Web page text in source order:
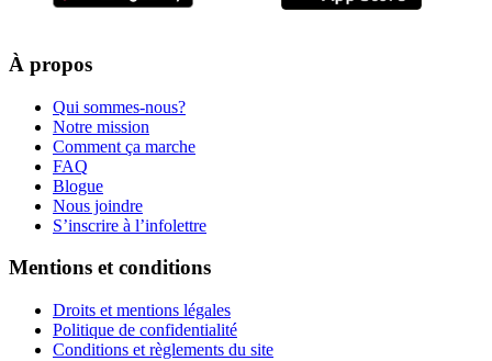
À propos
Qui sommes-nous?
Notre mission
Comment ça marche
FAQ
Blogue
Nous joindre
S’inscrire à l’infolettre
Mentions et conditions
Droits et mentions légales
Politique de confidentialité
Conditions et règlements du site